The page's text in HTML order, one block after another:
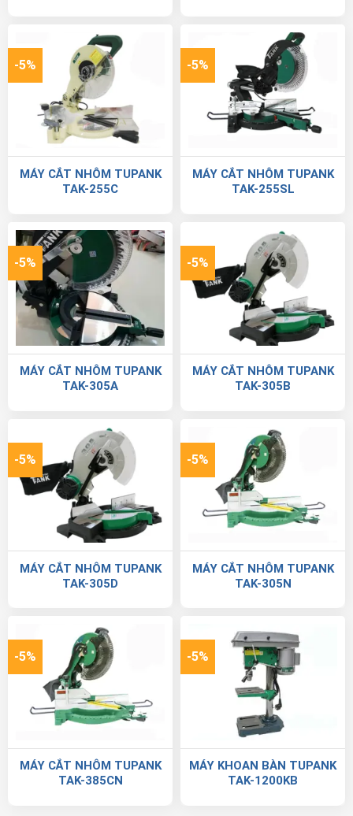
-5%
MÁY CẮT NHÔM TUPANK
TAK-255C
-5%
MÁY CẮT NHÔM TUPANK
TAK-255SL
-5%
MÁY CẮT NHÔM TUPANK
TAK-305A
-5%
MÁY CẮT NHÔM TUPANK
TAK-305B
-5%
MÁY CẮT NHÔM TUPANK
TAK-305D
-5%
MÁY CẮT NHÔM TUPANK
TAK-305N
-5%
MÁY CẮT NHÔM TUPANK
TAK-385CN
-5%
MÁY KHOAN BÀN TUPANK
TAK-1200KB